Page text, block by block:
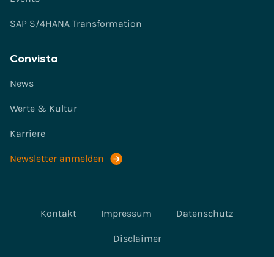
SAP S/4HANA Transformation
Convista
News
Werte & Kultur
Karriere
Newsletter anmelden
Kontakt Impressum Datenschutz
Disclaimer